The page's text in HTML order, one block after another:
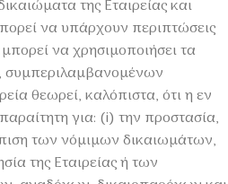
της Εταιρείας και
να υπάρχουν περιπτώσεις
να χρησιμοποιήσει τα
θεωρεί, καλόπιστα, ότι η εν
για: (i) την προστασία,
των νόμιμων δικαιωμάτων,
της Εταιρείας ή των